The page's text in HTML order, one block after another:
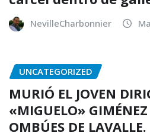
NevilleCharbonnier
UNCATEGORIZED
MURIÓ EL JOVEN
«MIGUELO»
OMBÚES DE LAVALLE.